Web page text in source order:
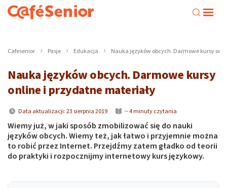
Cafesenior Pasje Edukacja Nauka języków obcych. Darmowe kursy
Nauka języków obcych. Darmowe kursy
online i przydatne materiały
Data aktualizacji: 23 sierpnia 2019 ~ 4 minuty czytania
Wiemy już, w jaki sposób zmobilizować się do nauki
języków obcych. Wiemy też, jak łatwo i przyjemnie można
to robić przez Internet. Przejdźmy zatem gładko od teorii
do praktyki i rozpocznijmy internetowy kurs językowy.